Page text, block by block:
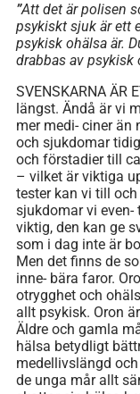
”Att det är polisen
psykiskt sjuk är ett
psykisk ohälsa är.
drabbas av psykisk
SVENSKARNA ÄR
längst. Ändå är vi
mer medi- ciner än
och sjukdomar
och förstadier till
– vilket är viktiga
tester kan vi till
sjukdomar vi
viktig, den kan ge
som i dag inte är
Men det finns de
inne- bära faror.
otrygghet och
allt psykisk. Oron
Äldre och gamla
hälsa betydligt
medellivslängd
de unga mår allt